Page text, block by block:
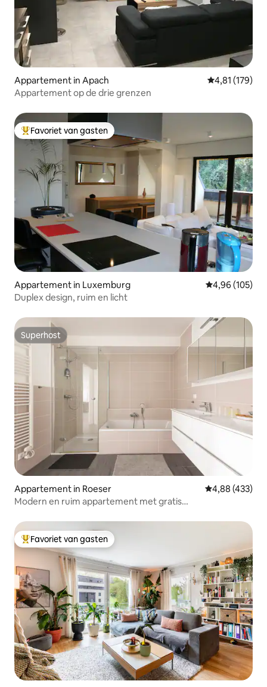
Appartement in Apach Gemiddelde
4,81 (179)
Appartement op de drie grenzen
Topfavoriet van gasten
Favoriet van gasten
Appartement in Luxemburg Gemiddelde
4,96 (105)
Duplex design, ruim en licht
Superhost
Superhost
Appartement in Roeser Gemiddelde
4,88 (433)
Modern en ruim appartement met gratis
Topfavoriet van gasten
Favoriet van gasten